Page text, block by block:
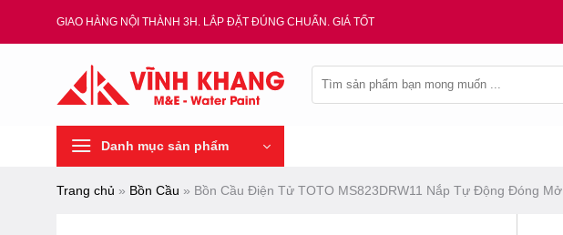
GIAO HÀNG NỘI THÀNH 3H. LẮP ĐẶT ĐÚNG CHUẨN. GIÁ TỐT
kiếm:
Danh mục sản phẩm
Trang chủ » Bồn Cầu » Bồn Cầu Điện Tử TOTO MS823DRW11 Nắp Tự Động Đóng Mở